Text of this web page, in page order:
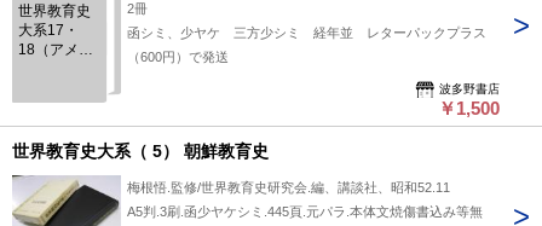
世界教育史
大系17・
18（アメリ
冊揃
2冊
函シミ、少ヤケ 三方少シミ 経年並 レターパックプラス
（600円）で発送
波多野書店
￥1,500
世界教育史大系（ 5） 朝鮮教育史
梅根悟.監修/世界教育史研究会.編、講談社、昭和52.11
A5判.3刷.函少ヤケシミ.445頁.元パラ.本体文焼傷書込み等無